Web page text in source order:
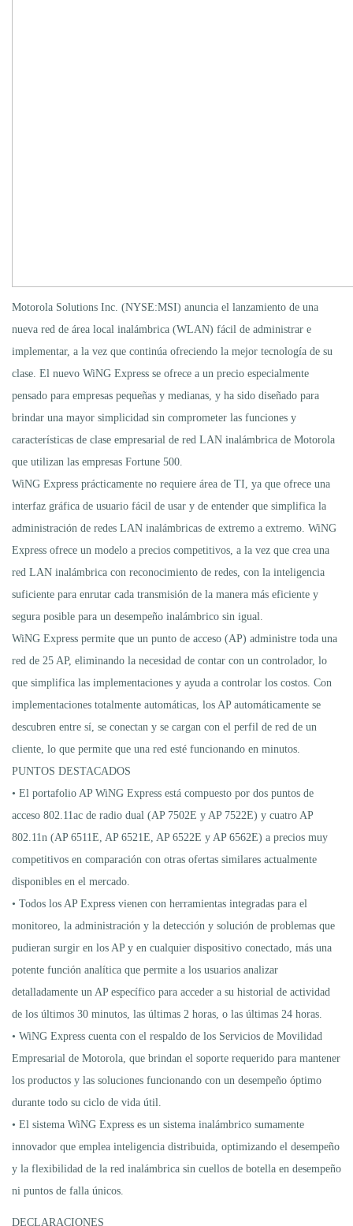
Motorola Solutions Inc. (NYSE:MSI) anuncia el lanzamiento de una
nueva red de área local inalámbrica (WLAN) fácil de administrar e
implementar, a la vez que continúa ofreciendo la mejor tecnología de su
clase. El nuevo WiNG Express se ofrece a un precio especialmente
pensado para empresas pequeñas y medianas, y ha sido diseñado para
brindar una mayor simplicidad sin comprometer las funciones y
características de clase empresarial de red LAN inalámbrica de Motorola
que utilizan las empresas Fortune 500.
WiNG Express prácticamente no requiere área de TI, ya que ofrece una
interfaz gráfica de usuario fácil de usar y de entender que simplifica la
administración de redes LAN inalámbricas de extremo a extremo. WiNG
Express ofrece un modelo a precios competitivos, a la vez que crea una
red LAN inalámbrica con reconocimiento de redes, con la inteligencia
suficiente para enrutar cada transmisión de la manera más eficiente y
segura posible para un desempeño inalámbrico sin igual.
WiNG Express permite que un punto de acceso (AP) administre toda una
red de 25 AP, eliminando la necesidad de contar con un controlador, lo
que simplifica las implementaciones y ayuda a controlar los costos. Con
implementaciones totalmente automáticas, los AP automáticamente se
descubren entre sí, se conectan y se cargan con el perfil de red de un
cliente, lo que permite que una red esté funcionando en minutos.
PUNTOS DESTACADOS
• El portafolio AP WiNG Express está compuesto por dos puntos de
acceso 802.11ac de radio dual (AP 7502E y AP 7522E) y cuatro AP
802.11n (AP 6511E, AP 6521E, AP 6522E y AP 6562E) a precios muy
competitivos en comparación con otras ofertas similares actualmente
disponibles en el mercado.
• Todos los AP Express vienen con herramientas integradas para el
monitoreo, la administración y la detección y solución de problemas que
pudieran surgir en los AP y en cualquier dispositivo conectado, más una
potente función analítica que permite a los usuarios analizar
detalladamente un AP específico para acceder a su historial de actividad
de los últimos 30 minutos, las últimas 2 horas, o las últimas 24 horas.
• WiNG Express cuenta con el respaldo de los Servicios de Movilidad
Empresarial de Motorola, que brindan el soporte requerido para mantener
los productos y las soluciones funcionando con un desempeño óptimo
durante todo su ciclo de vida útil.
• El sistema WiNG Express es un sistema inalámbrico sumamente
innovador que emplea inteligencia distribuida, optimizando el desempeño
y la flexibilidad de la red inalámbrica sin cuellos de botella en desempeño
ni puntos de falla únicos.
DECLARACIONES